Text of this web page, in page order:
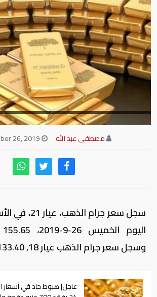
مصطفى عبد الله
سجل سعر جرام
وسجل سعر جرام الذهب عيار 18, 133.40 درهما.
عاجل| هبوط حاد في أسعار